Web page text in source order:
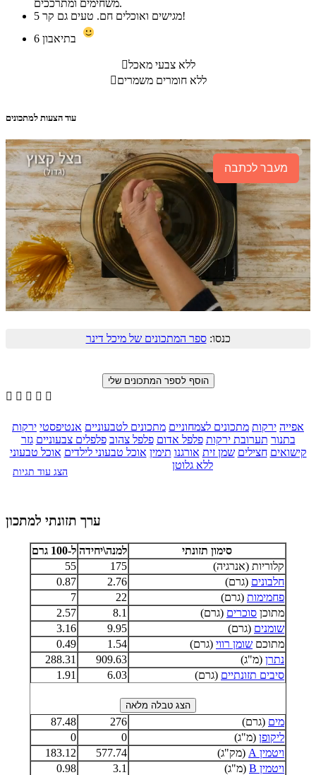
משחימים ומתרככים.
5
מגישים ואוכלים חם. טעים גם קר!
6
ללא צבעי מאכל
ללא חומרים משמרים
עוד הצעות למתכונים
מעבר לכתבה
כנסו:ספר המתכונים של מיכל דינר
    
אפייה ירקות מתכונים לצמחוניים מתכונים לטבעוניים אנטיפסטי ירקות
בתנור תערובת ירקות פלפל אדום פלפל צהוב פלפלים צבעוניים גזר
קישואים חצילים שמן זית אורגנו תימין אוכל טבעוני לילדים אוכל טבעוני
ללא גלוטן
הצג עוד תגיות
ערך תזונתי למתכון
סימון תזונתי למנה\יחידה ל-100 גרם
קלוריות (אנרגיה)
175
55
חלבונים (גרם) 2.76
0.87
פחמימות (גרם) 22
7
מתוכן סוכרים (גרם) 8.1
2.57
שומנים (גרם) 9.95
3.16
מתוכם שומן רווי (גרם) 1.54
0.49
נתרן (מ"ג) 909.63
288.31
סיבים תזונתיים (גרם) 6.03
1.91
מים (גרם) 276
87.48
ליקופן (מ"ג) 0
0
ויטמין A
(מק"ג) 577.74
183.12
ויטמין B
(מ"ג) 3.1
0.98